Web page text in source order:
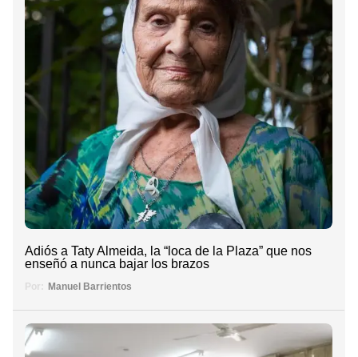
Adiós a Taty Almeida, la “loca de la Plaza” que nos
enseñó a nunca bajar los brazos
Por: Manuel Barrientos